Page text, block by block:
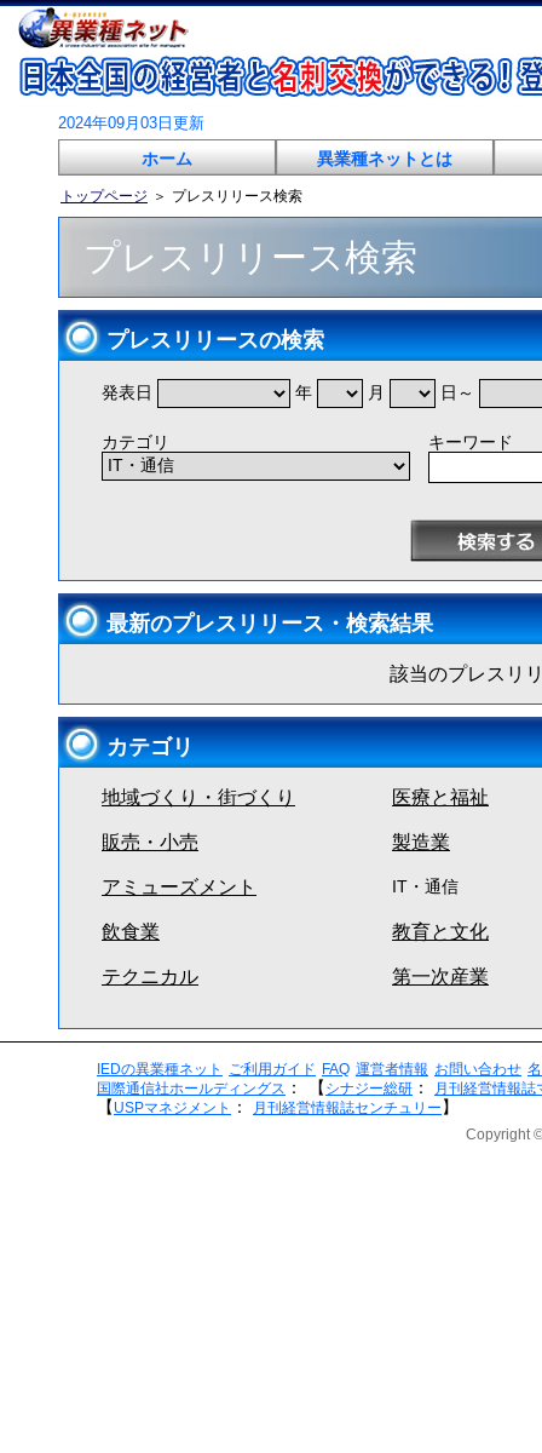
2024年09月03日更新
ホーム 異業種ネットとは
トップページ ＞ プレスリリース検索
プレスリリース検索
プレスリリースの検索
発表日 年 月 日～
カテゴリ キーワード
最新のプレスリリース・検索結果
該当のプレスリ
カテゴリ
地域づくり・街づくり 医療と福祉
販売・小売 製造業
アミューズメント IT・通信
飲食業 教育と文化
テクニカル 第一次産業
IEDの異業種ネット ご利用ガイド FAQ 運営者情報 お問い合わせ
国際通信社ホールディングス ： 【 シナジー総研 ： 月刊経営情報誌
【 USPマネジメント ： 月刊経営情報誌センチュリー 】
Copyright